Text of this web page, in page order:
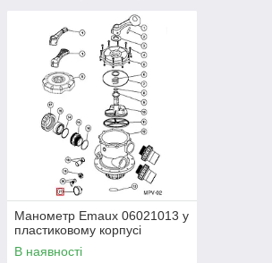
Манометр Emaux 06021013 у
пластиковому корпусі
В наявності